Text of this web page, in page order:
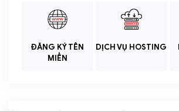
ĐĂNG KÝ TÊN
MIỀN
DỊCH VỤ HOSTING